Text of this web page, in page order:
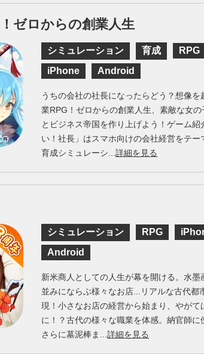
ゼロからの創業人生
シミュレーション 育成
RPG
iPhone
Android
うちの会社の社長になったらどう？想像を
業RPG！ゼロからの創業人生、素敵な女の
とビジネス帝国を作り上げよう！ゲーム紹
い！社長」はスマホ向けの会社経営をテー
育成シミュレーシ...詳細を見る
シミュレーション RPG
Android
新米商人としての人生が幕を開ける。水墨
並みにならぶ様々なお店...リアルな古代都
現！小さなお店の経営から始まり、やがて
に！？古代の様々な職業を体感。納官師に
さらに墓泥棒ま...詳細を見る